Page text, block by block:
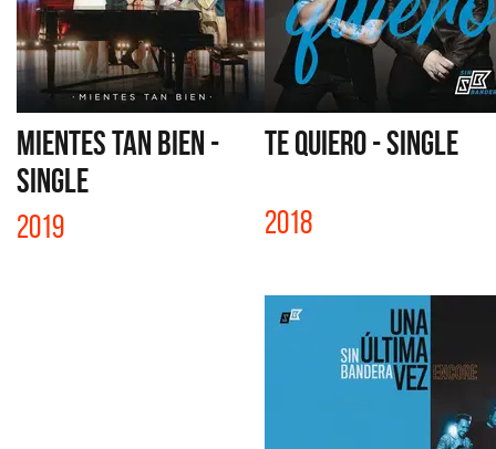
MIENTES TAN BIEN -
SINGLE
2019
TE QUIERO - SINGLE
2018